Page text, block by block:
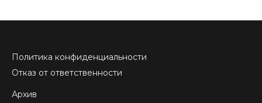
Политика конфиденциальности
Отказ от ответственности
Архив